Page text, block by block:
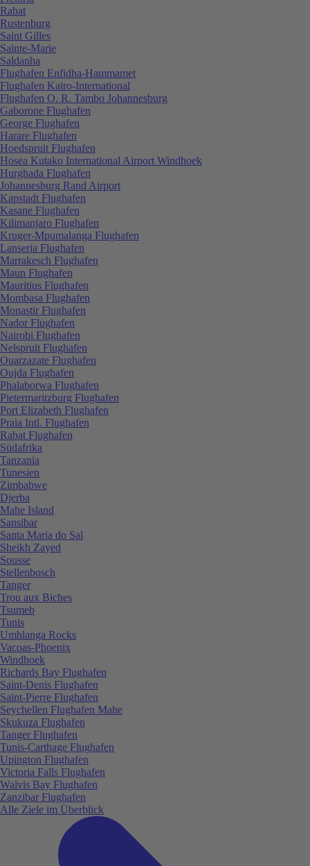
Rabat
Rustenburg
Saint Gilles
Sainte-Marie
Saldanha
Flughafen Enfidha-Hammamet
Flughafen Kairo-International
Flughafen O. R. Tambo Johannesburg
Gaborone Flughafen
George Flughafen
Harare Flughafen
Hoedspruit Flughafen
Hosea Kutako International Airport Windhoek
Hurghada Flughafen
Johannesburg Rand Airport
Kapstadt Flughafen
Kasane Flughafen
Kilimanjaro Flughafen
Kruger-Mpumalanga Flughafen
Lanseria Flughafen
Marrakesch Flughafen
Maun Flughafen
Mauritius Flughafen
Mombasa Flughafen
Monastir Flughafen
Nador Flughafen
Nairobi Flughafen
Nelspruit Flughafen
Ouarzazate Flughafen
Oujda Flughafen
Phalaborwa Flughafen
Pietermaritzburg Flughafen
Port Elizabeth Flughafen
Praia Intl. Flughafen
Rabat Flughafen
Südafrika
Tanzania
Tunesien
Zimbabwe
Djerba
Mahe Island
Sansibar
Santa Maria do Sal
Sheikh Zayed
Sousse
Stellenbosch
Tanger
Trou aux Biches
Tsumeb
Tunis
Umhlanga Rocks
Vacoas-Phoenix
Windhoek
Richards Bay Flughafen
Saint-Denis Flughafen
Saint-Pierre Flughafen
Seychellen Flughafen Mahe
Skukuza Flughafen
Tanger Flughafen
Tunis-Carthage Flughafen
Upington Flughafen
Victoria Falls Flughafen
Walvis Bay Flughafen
Zanzibar Flughafen
Alle Ziele im Überblick